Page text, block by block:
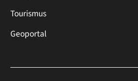
Tourismus
Geoportal